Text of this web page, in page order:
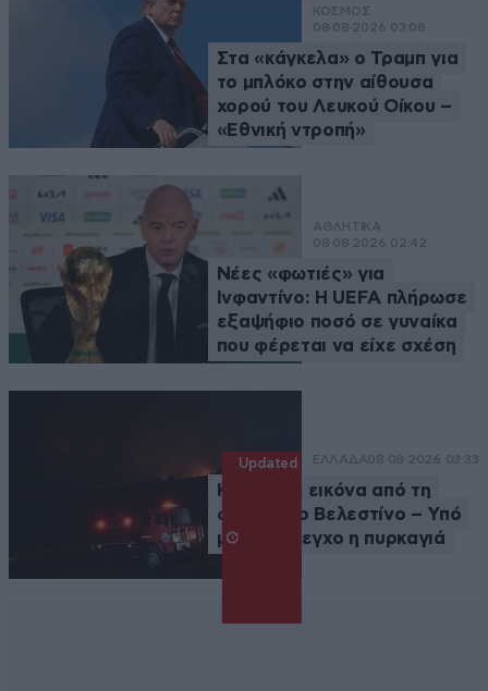
ΚΟΣΜΟΣ
08·08·2026 03:08
Στα «κάγκελα» ο Τραμπ για
το μπλόκο στην αίθουσα
χορού του Λευκού Οίκου –
«Εθνική ντροπή»
ΑΘΛΗΤΙΚΑ
08·08·2026 02:42
Νέες «φωτιές» για
Ινφαντίνο: Η UEFA πλήρωσε
εξαψήφιο ποσό σε γυναίκα
που φέρεται να είχε σχέση
Updated ΕΛΛΑΔΑ08·08·2026 03:33
Καλύτερη εικόνα από τη
φωτιά στο Βελεστίνο – Υπό
μερικό έλεγχο η πυρκαγιά